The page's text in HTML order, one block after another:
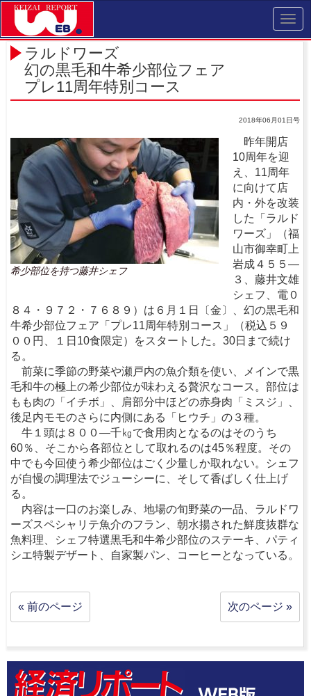
ラルドワーズ
幻の黒毛和牛希少部位フェア
プレ11周年特別コース
2018年06月01日号
希少部位を持つ藤井シェフ
昨年開店
10周年を迎
え、11周年
に向けて店
内・外を改装
した「ラルド
ワーズ」（福
山市御幸町上
岩成４５５―
３、藤井文雄
シェフ、電０
８４・９７２・７６８９）は６月１日〔金〕、幻の黒毛和
牛希少部位フェア「プレ11周年特別コース」（税込５９
００円、１日10食限定）をスタートした。30日まで続け
る。
前菜に季節の野菜や瀬戸内の魚介類を使い、メインで黒
毛和牛の極上の希少部位が味わえる贅沢なコース。部位は
もも肉の「イチボ」、肩部分中ほどの赤身肉「ミスジ」、
後足内モモのさらに内側にある「ヒウチ」の３種。
牛１頭は８００―千㎏で食用肉となるのはそのうち
60％、そこから各部位として取れるのは45％程度。その
中でも今回使う希少部位はごく少量しか取れない。シェフ
が自慢の調理法でジューシーに、そして香ばしく仕上げ
る。
内容は一口のお楽しみ、地場の旬野菜の一品、ラルドワ
ーズスペシャリテ魚介のフラン、朝水揚された鮮度抜群な
魚料理、シェフ特選黒毛和牛希少部位のステーキ、パティ
シエ特製デザート、自家製パン、コーヒーとなっている。
« 前のページ 次のページ »